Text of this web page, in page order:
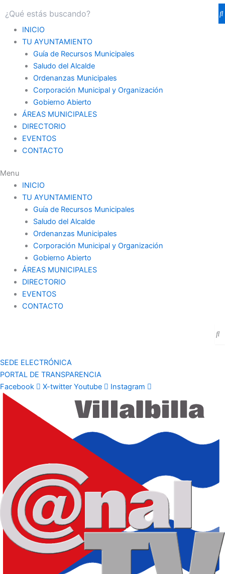
INICIO
TU AYUNTAMIENTO
Guía de Recursos Municipales
Saludo del Alcalde
Ordenanzas Municipales
Corporación Municipal y Organización
Gobierno Abierto
ÁREAS MUNICIPALES
DIRECTORIO
EVENTOS
CONTACTO
Menu
INICIO
TU AYUNTAMIENTO
Guía de Recursos Municipales
Saludo del Alcalde
Ordenanzas Municipales
Corporación Municipal y Organización
Gobierno Abierto
ÁREAS MUNICIPALES
DIRECTORIO
EVENTOS
CONTACTO
SEDE ELECTRÓNICA
PORTAL DE TRANSPARENCIA
Facebook
X-twitter Youtube Instagram